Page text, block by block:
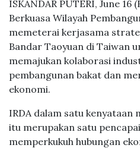
ISKANDAR PUTERI, June 16
Berkuasa Wilayah
memeterai kerjasama
Bandar Taoyuan di Taiwan
memajukan kolaborasi
pembangunan bakat dan
ekonomi.
IRDA dalam satu kenyataan
itu merupakan satu
memperkukuh hubungan